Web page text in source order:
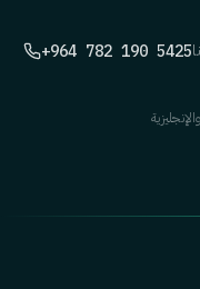
+964 782 190 5425